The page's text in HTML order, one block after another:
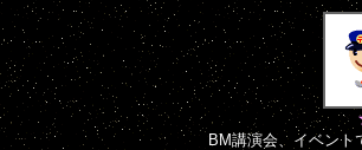
BM講演会、イベント